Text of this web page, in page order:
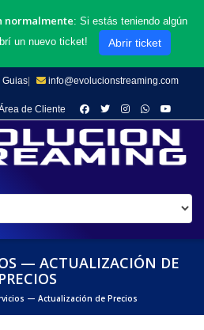
normalmente: Si estás teniendo algún
un nuevo ticket!
Abrir ticket
Guias info@evolucionstreaming.com
de Cliente
— ACTUALIZACIÓN DE
PRECIOS
— Actualización de Precios